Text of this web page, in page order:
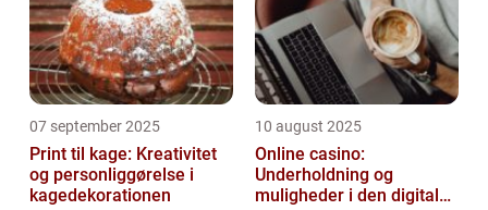
07 september 2025
Print til kage: Kreativitet
og personliggørelse i
kagedekorationen
10 august 2025
Online casino:
Underholdning og
muligheder i den digitale